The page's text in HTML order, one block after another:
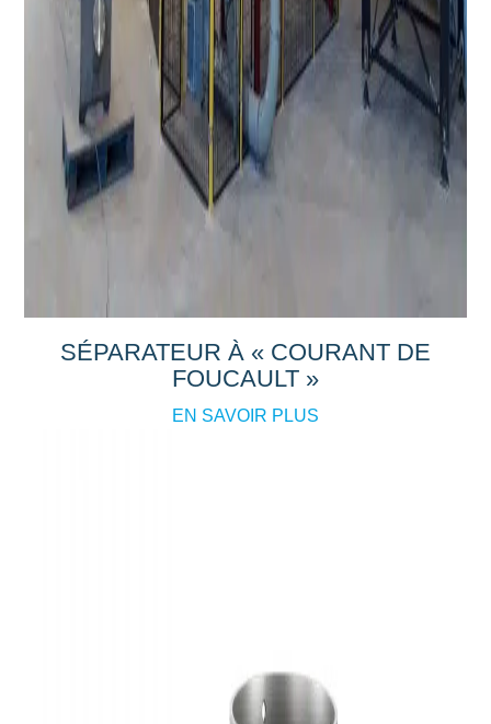
SÉPARATEUR À « COURANT DE
FOUCAULT »
EN SAVOIR PLUS